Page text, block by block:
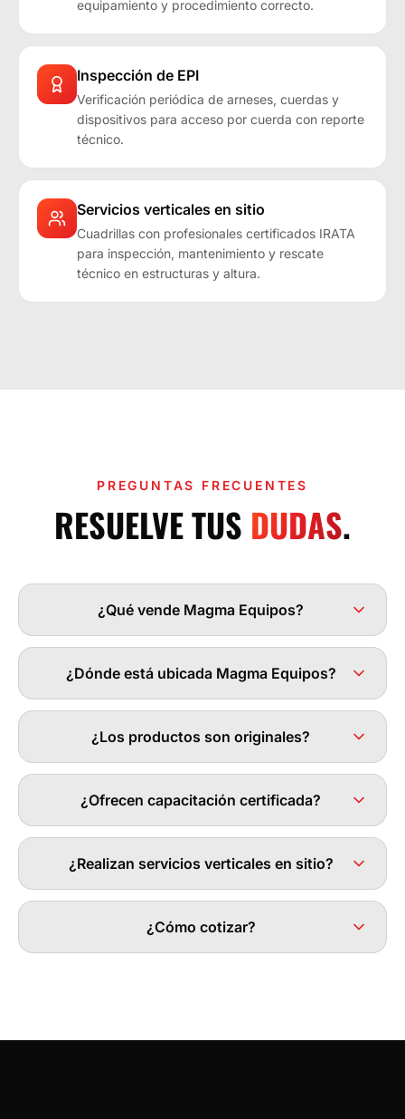
equipamiento y procedimiento correcto.
Inspección de EPI
Verificación periódica de arneses, cuerdas y
dispositivos para acceso por cuerda con reporte
técnico.
Servicios verticales en sitio
Cuadrillas con profesionales certificados IRATA
para inspección, mantenimiento y rescate
técnico en estructuras y altura.
PREGUNTAS FRECUENTES
RESUELVE TUS DUDAS.
¿Qué vende Magma Equipos?
¿Dónde está ubicada Magma Equipos?
¿Los productos son originales?
¿Ofrecen capacitación certificada?
¿Realizan servicios verticales en sitio?
¿Cómo cotizar?